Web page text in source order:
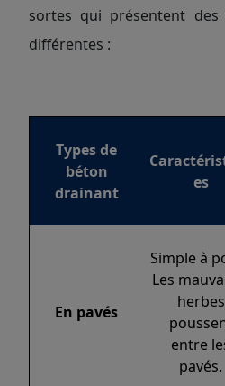
sortes qui présentent des
différentes :
Types de
béton
drainant
es
En pavés
Simple à
Les
herbes
entre
pavés.